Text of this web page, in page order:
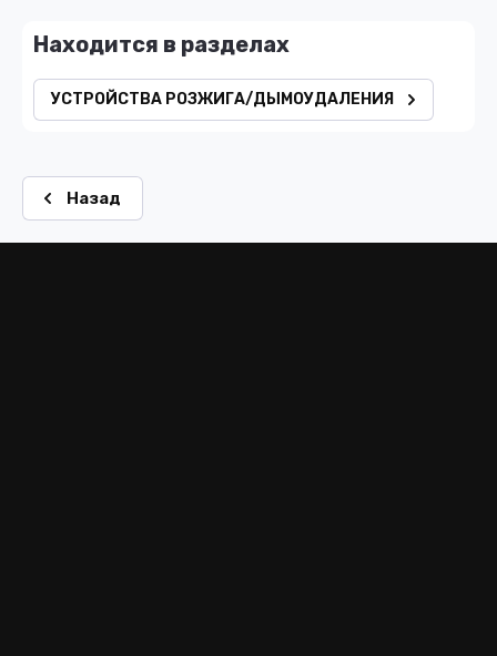
Находится в разделах
УСТРОЙСТВА РОЗЖИГА/ДЫМОУДАЛЕНИЯ
Назад